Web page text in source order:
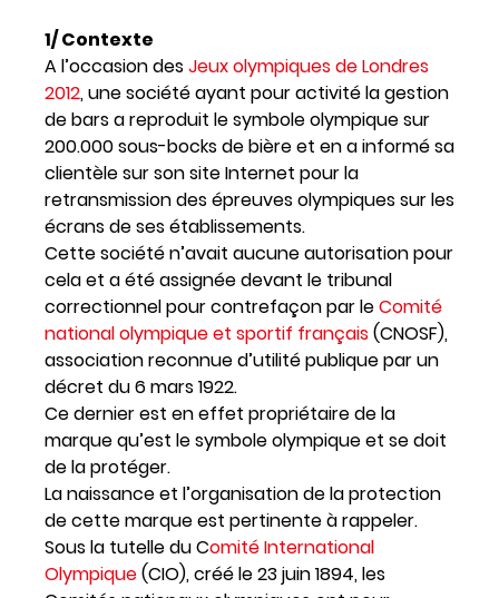
1/ Contexte
A l’occasion desJeux olympiques de Londres
2012, une société ayant pour activité la gestion
de bars a reproduit le symbole olympique sur
200.000 sous-bocks de bière et en a informé sa
clientèle sur son site Internet pour la
retransmission des épreuves olympiques sur les
écrans de ses établissements.
Cette société n’avait aucune autorisation pour
cela et a été assignée devant le tribunal
correctionnel pour contrefaçon par leComité
national olympique et sportif français(CNOSF),
association reconnue d’utilité publique par un
décret du 6 mars 1922.
Ce dernier est en effet propriétaire de la
marque qu’est le symbole olympique et se doit
de la protéger.
La naissance et l’organisation de la protection
de cette marque est pertinente à rappeler.
Sous la tutelle du Comité International
Olympique(CIO), créé le 23 juin 1894, les